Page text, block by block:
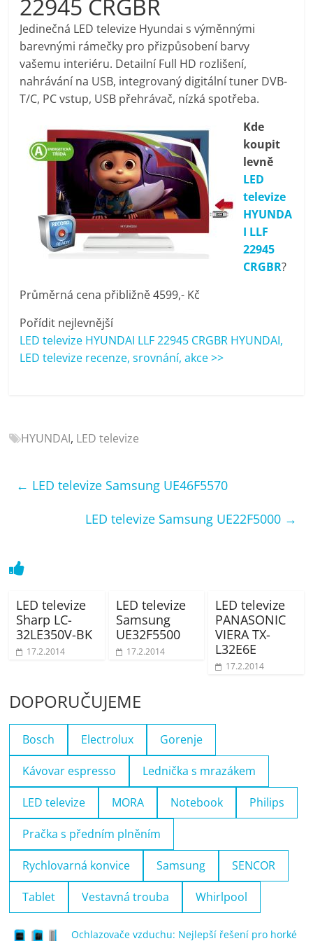
pračky,
televize,
notebooky,
mobilní
telefony,
kávovary,
bazény
Nejlepší
porovnání
Elektro
OK,
mobilní
bazény
22945 CRGBR
Jedinečná LED televize Hyundai s výměnnými
barevnými rámečky pro přizpůsobení barvy
vašemu interiéru. Detailní Full HD rozlišení,
nahrávání na USB, integrovaný digitální tuner DVB-
T/C, PC vstup, USB přehrávač, nízká spotřeba.
Kde
koupit
levně
LED
televize
HYUNDA
I LLF
22945
CRGBR?
Průměrná cena přibližně 4599,- Kč
Pořídit nejlevnější
LED televize HYUNDAI LLF 22945 CRGBR HYUNDAI,
LED televize recenze, srovnání, akce >>
HYUNDAI, LED televize
← LED televize Samsung UE46F5570
LED televize Samsung UE22F5000 →
LED televize
Sharp LC-
32LE350V-BK
17.2.2014
LED televize
Samsung
UE32F5500
17.2.2014
LED televize
PANASONIC
VIERA TX-
L32E6E
17.2.2014
DOPORUČUJEME
Bosch Electrolux Gorenje
Kávovar espresso Lednička s mrazákem
LED televize MORA Notebook Philips
Pračka s předním plněním
Rychlovarná konvice Samsung SENCOR
Tablet Vestavná trouba Whirlpool
Ochlazovače vzduchu: Nejlepší řešení pro horké